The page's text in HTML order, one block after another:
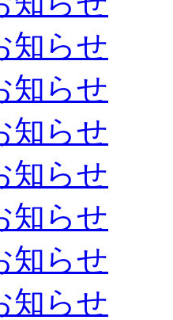
知らせ
知らせ
知らせ
知らせ
知らせ
知らせ
知らせ